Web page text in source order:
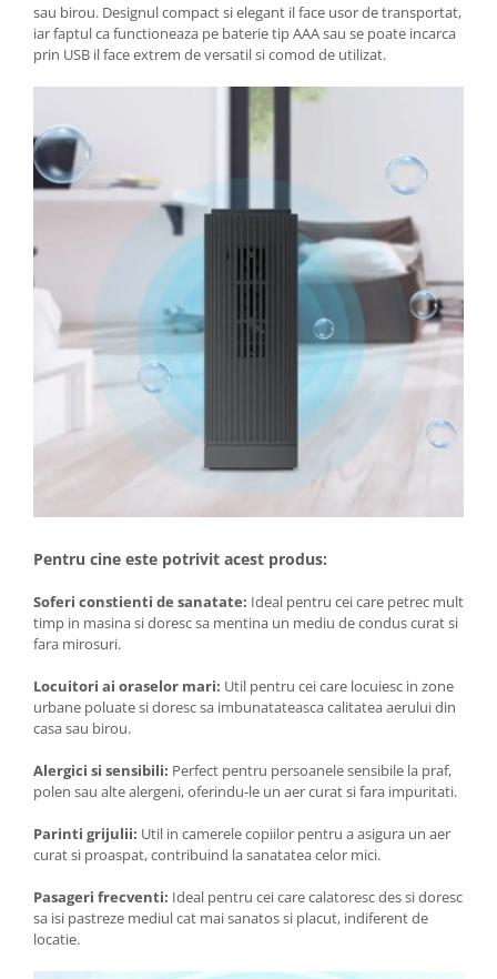
sau birou. Designul compact si elegant il face usor de transportat,
iar faptul ca functioneaza pe baterie tip AAA sau se poate incarca
prin USB il face extrem de versatil si comod de utilizat.
Pentru cine este potrivit acest produs:
Soferi constienti de sanatate: Ideal pentru cei care petrec mult
timp in masina si doresc sa mentina un mediu de condus curat si
fara mirosuri.
Locuitori ai oraselor mari: Util pentru cei care locuiesc in zone
urbane poluate si doresc sa imbunatateasca calitatea aerului din
casa sau birou.
Alergici si sensibili: Perfect pentru persoanele sensibile la praf,
polen sau alte alergeni, oferindu-le un aer curat si fara impuritati.
Parinti grijulii: Util in camerele copiilor pentru a asigura un aer
curat si proaspat, contribuind la sanatatea celor mici.
Pasageri frecventi: Ideal pentru cei care calatoresc des si doresc
sa isi pastreze mediul cat mai sanatos si placut, indiferent de
locatie.